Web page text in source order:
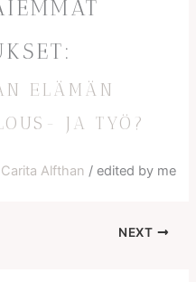
ELÄMÄN
JA TYÖ?
Carita Alfthan / edited by me
NEXT